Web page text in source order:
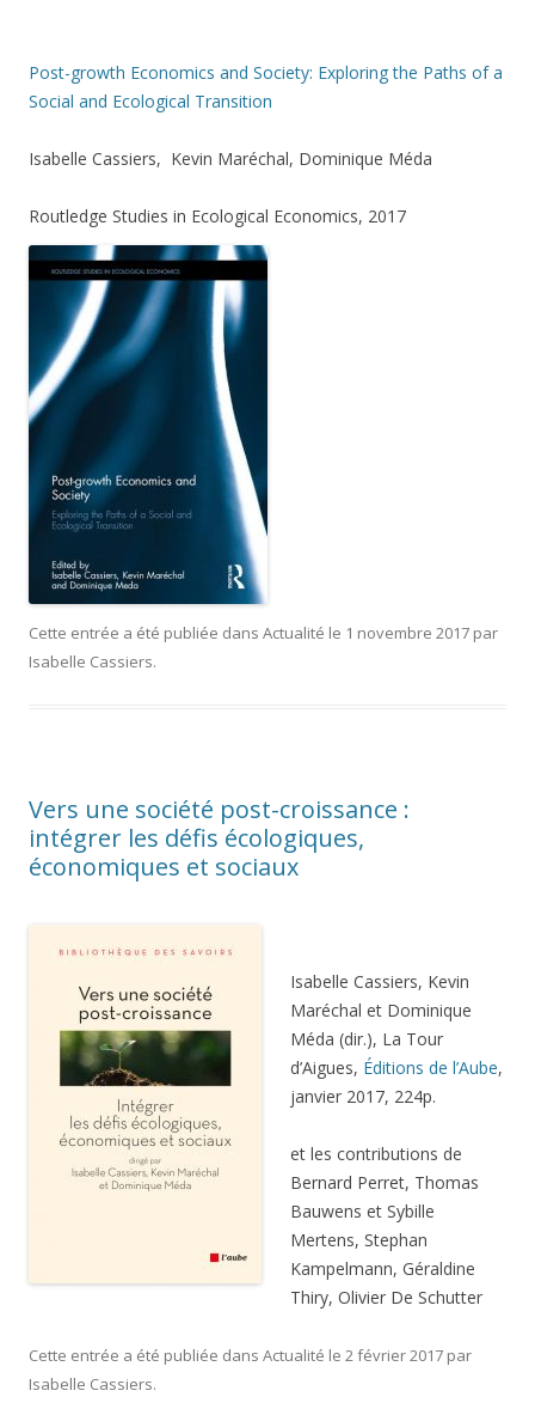
Post-growth Economics and Society: Exploring the Paths of a
Social and Ecological Transition
Isabelle Cassiers, Kevin Maréchal, Dominique Méda
Routledge Studies in Ecological Economics, 2017
Cette entrée a été publiée dans Actualité le 1 novembre 2017 par
Isabelle Cassiers.
Vers une société post-croissance :
intégrer les défis écologiques,
économiques et sociaux
Isabelle Cassiers, Kevin
Maréchal et Dominique
Méda (dir.), La Tour
d’Aigues, Éditions de l’Aube,
janvier 2017, 224p.
et les contributions de
Bernard Perret, Thomas
Bauwens et Sybille
Mertens, Stephan
Kampelmann, Géraldine
Thiry, Olivier De Schutter
Cette entrée a été publiée dans Actualité le 2 février 2017 par
Isabelle Cassiers.